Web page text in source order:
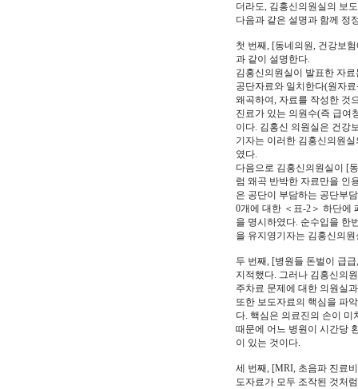
더라도, 김홍신의원실의 보
다음과 같은 설명과 함께 정
첫 번째, [동네의원, 건강보
과 같이 설명한다.
김홍신의원실이 발표한 자
공단자료와 일치한다(원자
왜곡하여, 자료를 작성한 것
진료가 있는 의원수(즉 급여
이다. 김홍신 의원실은 건강
기자는 이러한 김홍신의원
였다.
다음으로 김홍신의원실이 [
럼 왜곡 반박한 자료만을 인
은 공단이 부담하는 공단부
0개에 대한 ＜표-2＞ 하단에
을 명시하였다. 순수입을 한
을 유지영기자는 김홍신의
두 번째, [병원들 돈벌이 급
지적했다. 그러나 김홍신의
주차료 문제에 대한 의원실
또한 보도자료의 핵심을 파
다. 핵심은 의료진의 손이
때문에 어느 병원이 시간당
이 있는 것이다.
세 번째, [MRI, 초음파 진료
도자료가 모두 조작된 것처